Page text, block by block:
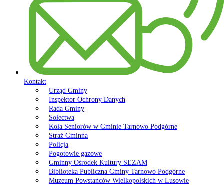
Kontakt
Urząd Gminy
Inspektor Ochrony Danych
Rada Gminy
Sołectwa
Koła Seniorów w Gminie Tarnowo Podgórne
Straż Gminna
Policja
Pogotowie gazowe
Gminny Ośrodek Kultury SEZAM
Biblioteka Publiczna Gminy Tarnowo Podgórne
Muzeum Powstańców Wielkopolskich w Lusowie